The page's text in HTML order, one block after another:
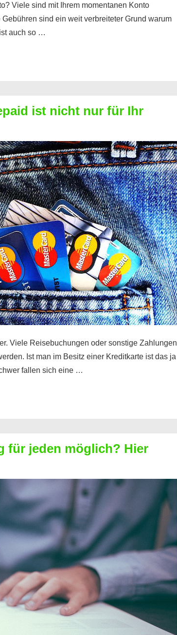
Viele sind mit Ihrem momentanen Konto
sind ein weit verbreiteter Grund warum
auch so …
ist nicht nur für Ihr
Viele Reisebuchungen oder sonstige Zahlungen
Ist man im Besitz einer Kreditkarte ist das ja
fallen sich eine …
für jeden möglich? Hier